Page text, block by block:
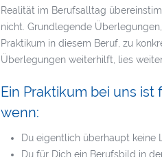
Realität im Berufsalltag
nicht. Grundlegende
Praktikum in diesem Beruf, zu
Überlegungen weiterhilft, lies
Ein Praktikum bei uns
wenn:
Du eigentlich überhaupt keine
Du für Dich ein Berufsbild in